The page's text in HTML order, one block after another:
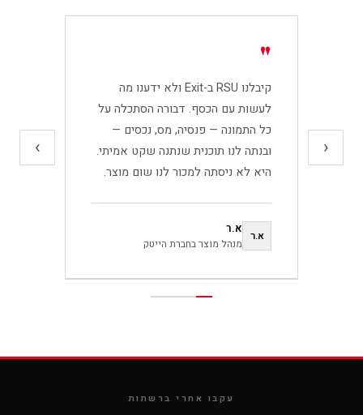
‹
קיבלנו RSUב-Exit ולא ידענו מה
לעשות עם הכסף. דבורה הסתכלה על
כל התמונה — פנסיה, מס, נכסים —
ובנתה לנו תוכנית שנתנה שקט אמיתי.
היא לא ניסתה למכור לנו שום מוצר.
א.ר א.ר
מנהל מוצר בחברת הייטק
›
עקבו אחרי ברשתות